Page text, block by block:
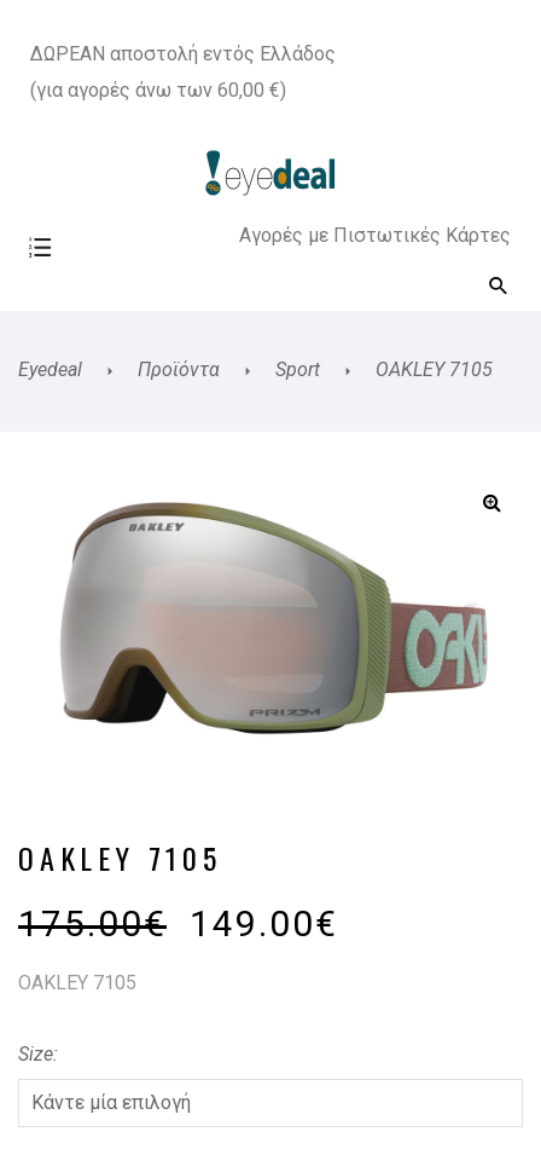
ΔΩΡΕΑΝ αποστολή εντός Ελλάδος
(για αγορές άνω των 60,00 €)
Αγορές με Πιστωτικές Κάρτες
Eyedeal Προϊόντα Sport OAKLEY 7105
OAKLEY 7105
175.00€ 149.00€
OAKLEY 7105
Size